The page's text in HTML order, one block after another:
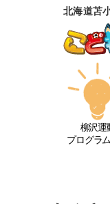
北海道苫
柳沢運
プログラ